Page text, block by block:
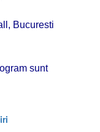
Bucuresti
sunt